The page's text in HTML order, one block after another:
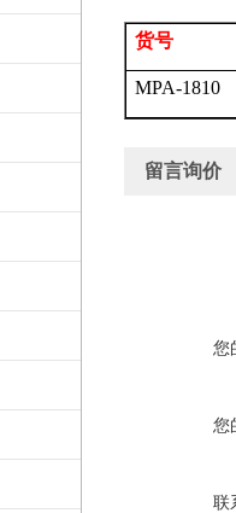
货号
MPA-1810
留言询价
您
您
联